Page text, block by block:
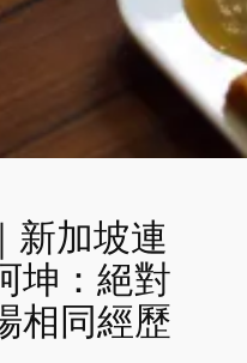
新加坡連
坤：絕對
相同經歷